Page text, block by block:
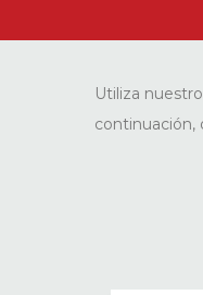
Utiliza nuestro
continuación,